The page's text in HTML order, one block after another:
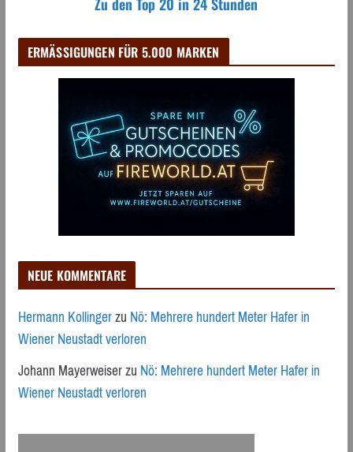
ERMÄSSIGUNGEN FÜR 5.000 MARKEN
NEUE KOMMENTARE
Hermann KollingerzuNö: Mehrere hundert Meter Hafer in
Wiener Neustadt verloren
Johann MayerweiserzuNö: Mehrere hundert Meter Hafer in
Wiener Neustadt verloren